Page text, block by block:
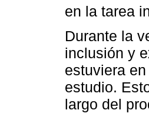
en la tarea
Durante la
inclusión y
estuviera
estudio.
largo del